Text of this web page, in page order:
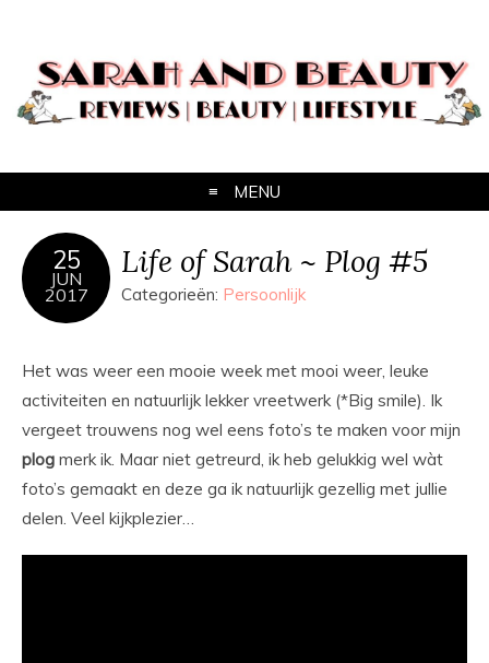
MENU
25
JUN
2017
Life of Sarah ~ Plog #5
Categorieën: Persoonlijk
Het was weer een mooie week met mooi weer, leuke
activiteiten en natuurlijk lekker vreetwerk (*Big smile). Ik
vergeet trouwens nog wel eens foto’s te maken voor mijn
plog merk ik. Maar niet getreurd, ik heb gelukkig wel wàt
foto’s gemaakt en deze ga ik natuurlijk gezellig met jullie
delen. Veel kijkplezier…